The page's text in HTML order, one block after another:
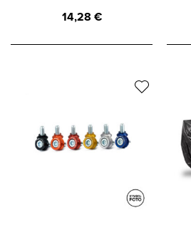
14,28 €